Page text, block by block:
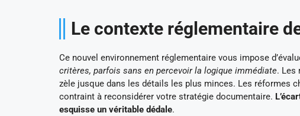
Le contexte réglementaire
Ce nouvel environnement réglementaire vous impose
critères, parfois sans en percevoir la logique immédiate. Les
zèle jusque dans les détails les plus minces. Les réformes
contraint à reconsidérer votre stratégie documentaire.
esquisse un véritable dédale.